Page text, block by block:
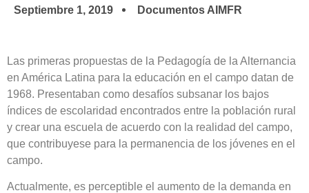
Septiembre 1, 2019 Documentos AIMFR
Las primeras propuestas de la Pedagogía de la Alternancia
en América Latina para la educación en el campo datan de
1968. Presentaban como desafíos subsanar los bajos
índices de escolaridad encontrados entre la población rural
y crear una escuela de acuerdo con la realidad del campo,
que contribuyese para la permanencia de los jóvenes en el
campo.
Actualmente, es perceptible el aumento de la demanda en